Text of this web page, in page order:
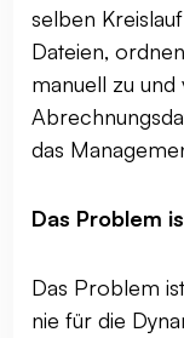
selben
Dateien,
manuell zu
das
Das Problem
Das Problem
nie für die